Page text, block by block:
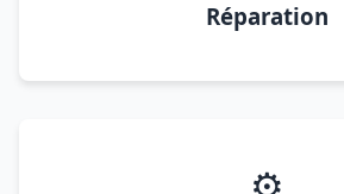
Réparation